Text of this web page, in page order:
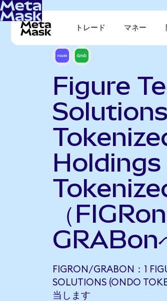
トレード マネー
Figure
（
GRABon
FIGRON/GRABON：1
SOLUTIONS (ONDO
当します